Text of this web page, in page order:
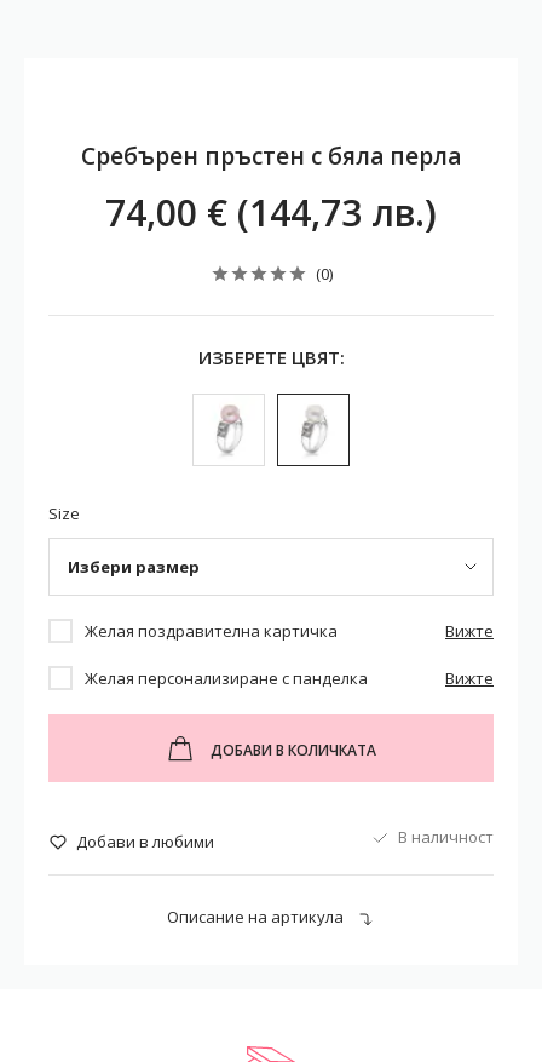
Сребърен пръстен с бяла перла
74,00 € (144,73 лв.)
(0)
ИЗБЕРЕТЕ ЦВЯТ:
Size
Избери размер
Желая поздравителна картичка Вижте
Желая персонализиране с панделка Вижте
ДОБАВИ В КОЛИЧКАТА
Добави в любими В наличност
Описание на артикула